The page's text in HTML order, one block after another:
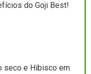
do Goji Best!
seco e Hibisco em